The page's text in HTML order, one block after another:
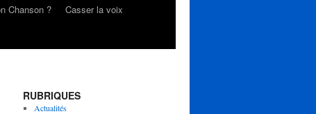
Chanson ?
Casser la voix
RUBRIQUES
Actualités